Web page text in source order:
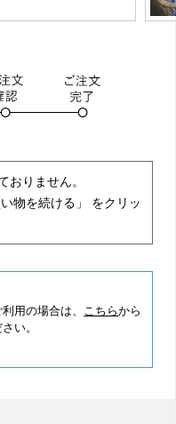
おりません。
物を続ける」 をクリッ
用の場合は、 こちらから
い。